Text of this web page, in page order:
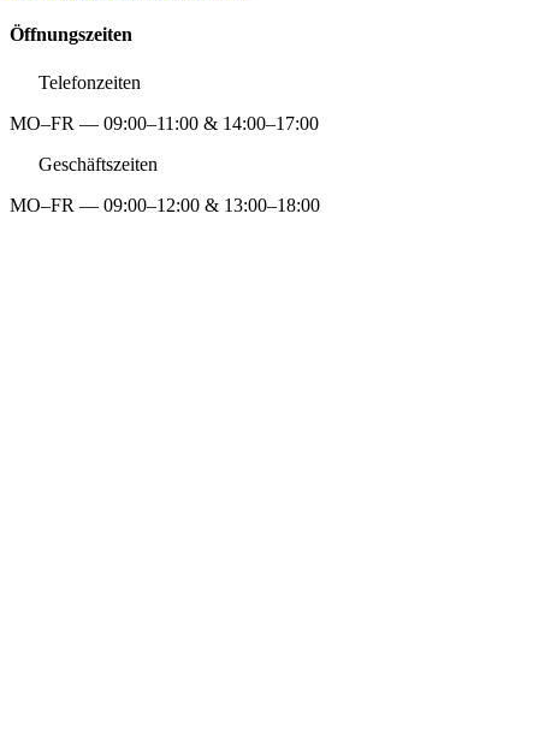
Öffnungszeiten
Telefonzeiten
MO–FR — 09:00–11:00 & 14:00–17:00
Geschäftszeiten
MO–FR — 09:00–12:00 & 13:00–18:00